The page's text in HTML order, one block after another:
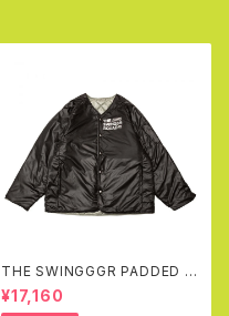
THE SWINGGGR PADDED R
EVERSIBLE JK (BLACK&GR
AY)
¥17,160